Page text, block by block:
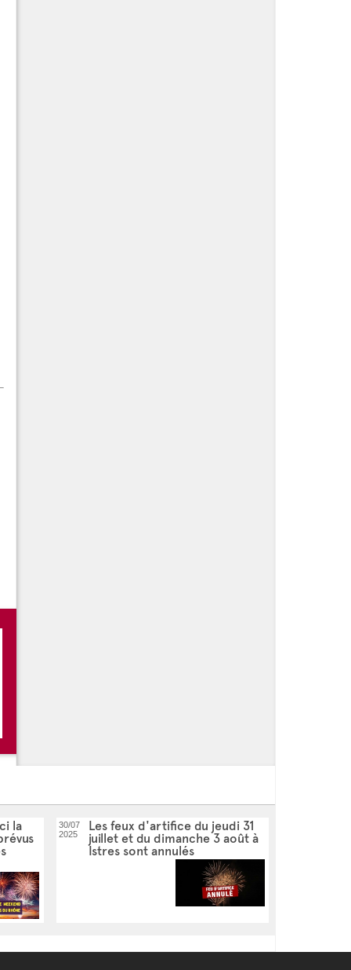
la
30/07
2025
Les feux d'artifice du jeudi 31
juillet et du dimanche 3 août à
Istres sont annulés